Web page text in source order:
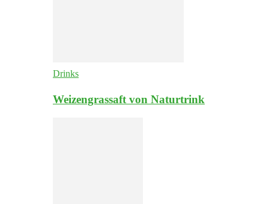
Drinks
Weizengrassaft von Naturtrink